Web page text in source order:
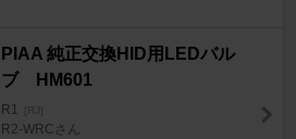
PIAA 純正交換HID用LEDバル
ブ HM601
R1 [RJ]
R2-WRCさん